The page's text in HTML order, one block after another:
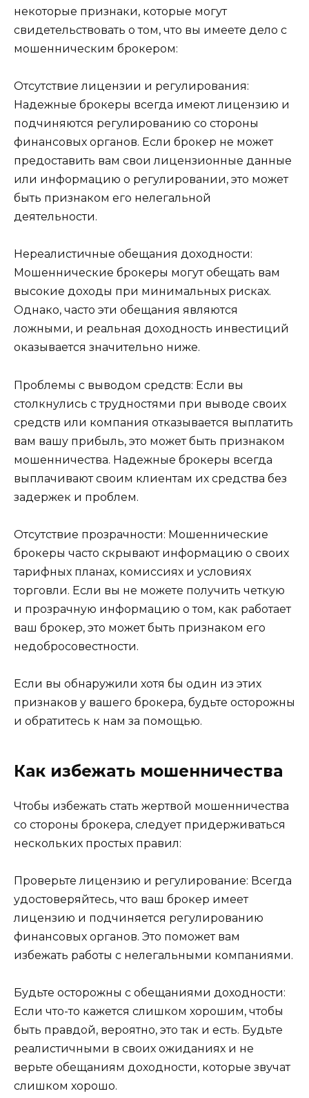
некоторые признаки, которые могут
свидетельствовать о том, что вы имеете дело с
мошенническим брокером:
Отсутствие лицензии и регулирования:
Надежные брокеры всегда имеют лицензию и
подчиняются регулированию со стороны
финансовых органов. Если брокер не может
предоставить вам свои лицензионные данные
или информацию о регулировании, это может
быть признаком его нелегальной
деятельности.
Нереалистичные обещания доходности:
Мошеннические брокеры могут обещать вам
высокие доходы при минимальных рисках.
Однако, часто эти обещания являются
ложными, и реальная доходность инвестиций
оказывается значительно ниже.
Проблемы с выводом средств: Если вы
столкнулись с трудностями при выводе своих
средств или компания отказывается выплатить
вам вашу прибыль, это может быть признаком
мошенничества. Надежные брокеры всегда
выплачивают своим клиентам их средства без
задержек и проблем.
Отсутствие прозрачности: Мошеннические
брокеры часто скрывают информацию о своих
тарифных планах, комиссиях и условиях
торговли. Если вы не можете получить четкую
и прозрачную информацию о том, как работает
ваш брокер, это может быть признаком его
недобросовестности.
Если вы обнаружили хотя бы один из этих
признаков у вашего брокера, будьте осторожны
и обратитесь к нам за помощью.
Как избежать мошенничества
Чтобы избежать стать жертвой мошенничества
со стороны брокера, следует придерживаться
нескольких простых правил:
Проверьте лицензию и регулирование: Всегда
удостоверяйтесь, что ваш брокер имеет
лицензию и подчиняется регулированию
финансовых органов. Это поможет вам
избежать работы с нелегальными компаниями.
Будьте осторожны с обещаниями доходности:
Если что-то кажется слишком хорошим, чтобы
быть правдой, вероятно, это так и есть. Будьте
реалистичными в своих ожиданиях и не
верьте обещаниям доходности, которые звучат
слишком хорошо.